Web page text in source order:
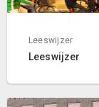
Leeswijzer
Leeswijzer